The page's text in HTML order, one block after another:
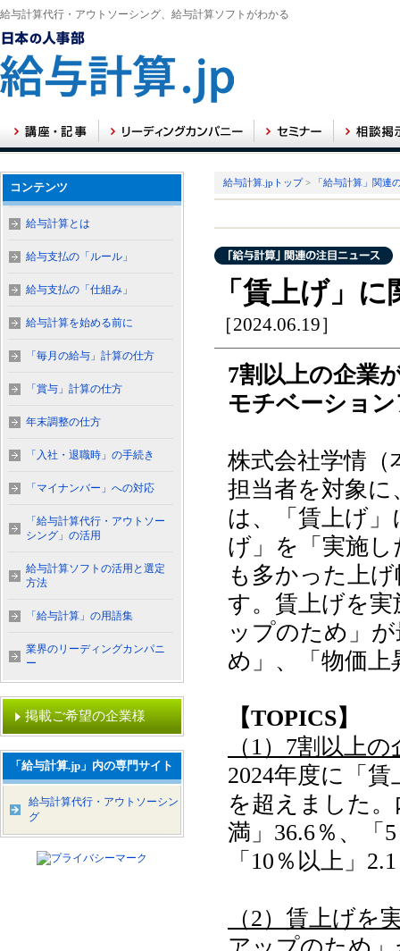
給与計算代行・アウトソーシング、給与計算ソフトがわかる
給与計算.jpトップ> 「給与計算」関連
「賃上げ」
［2024.06.19］
7割以上の企業
モチベーショ
株式会社学情（
担当者を対象
は、「賃上げ
げ」を「実施
も多かった上
す。賃上げを
ップのため」
め」、「物価
【TOPICS】
（1）7割以上
2024年度に「
を超えました。
満」36.6％、「
「10％以上」
（2）賃上げ
コンテンツ
給与計算とは
給与支払の「ルール」
給与支払の「仕組み」
給与計算を始める前に
「毎月の給与」計算の仕方
「賞与」計算の仕方
年末調整の仕方
「入社・退職時」の手続き
「マイナンバー」への対応
「給与計算代行・アウトソー
シング」の活用
給与計算ソフトの活用と選定
方法
「給与計算」の用語集
業界のリーディングカンパニ
ー
掲載ご希望の企業様
「給与計算.jp」内の専門サイト
給与計算代行・アウトソーシン
グ